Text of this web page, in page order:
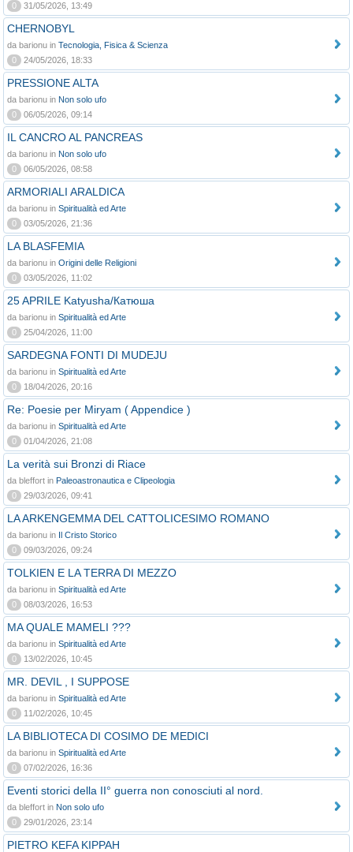
0
31/05/2026, 13:49
CHERNOBYL
da barionu in Tecnologia, Fisica & Scienza
0
24/05/2026, 18:33
PRESSIONE ALTA
da barionu in Non solo ufo
0
06/05/2026, 09:14
IL CANCRO AL PANCREAS
da barionu in Non solo ufo
0
06/05/2026, 08:58
ARMORIALI ARALDICA
da barionu in Spiritualità ed Arte
0
03/05/2026, 21:36
LA BLASFEMIA
da barionu in Origini delle Religioni
0
03/05/2026, 11:02
25 APRILE Katyusha/Катюша
da barionu in Spiritualità ed Arte
0
25/04/2026, 11:00
SARDEGNA FONTI DI MUDEJU
da barionu in Spiritualità ed Arte
0
18/04/2026, 20:16
Re: Poesie per Miryam ( Appendice )
da barionu in Spiritualità ed Arte
0
01/04/2026, 21:08
La verità sui Bronzi di Riace
da bleffort in Paleoastronautica e Clipeologia
0
29/03/2026, 09:41
LA ARKENGEMMA DEL CATTOLICESIMO ROMANO
da barionu in Il Cristo Storico
0
09/03/2026, 09:24
TOLKIEN E LA TERRA DI MEZZO
da barionu in Spiritualità ed Arte
0
08/03/2026, 16:53
MA QUALE MAMELI ???
da barionu in Spiritualità ed Arte
0
13/02/2026, 10:45
MR. DEVIL , I SUPPOSE
da barionu in Spiritualità ed Arte
0
11/02/2026, 10:45
LA BIBLIOTECA DI COSIMO DE MEDICI
da barionu in Spiritualità ed Arte
0
07/02/2026, 16:36
Eventi storici della II° guerra non conosciuti al nord.
da bleffort in Non solo ufo
0
29/01/2026, 23:14
PIETRO KEFA KIPPAH